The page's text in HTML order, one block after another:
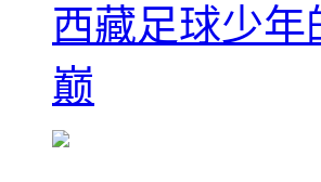
西藏足球少年
巅